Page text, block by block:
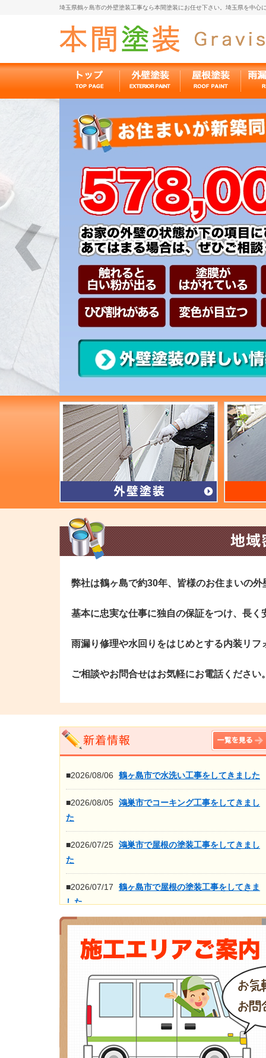
埼玉県鶴ヶ島市の外壁塗装工事なら本間塗装にお任せ下さい。埼玉県を中
弊社は鶴ヶ島で約30年、皆様のお住まいの
基本に忠実な仕事に独自の保証をつけ、長
雨漏り修理や水回りをはじめとする内装リフ
ご相談やお問合せはお気軽にお電話ください
■2026/08/06 鶴ヶ島市で水洗い工事をしてきました
■2026/08/05 鴻巣市でコーキング工事をしてきまし
た
■2026/07/25 鴻巣市で屋根の塗装工事をしてきまし
た
■2026/07/17
鶴ヶ島市で屋根の塗装工事をしてきま
した
ました
もっと見る>>>